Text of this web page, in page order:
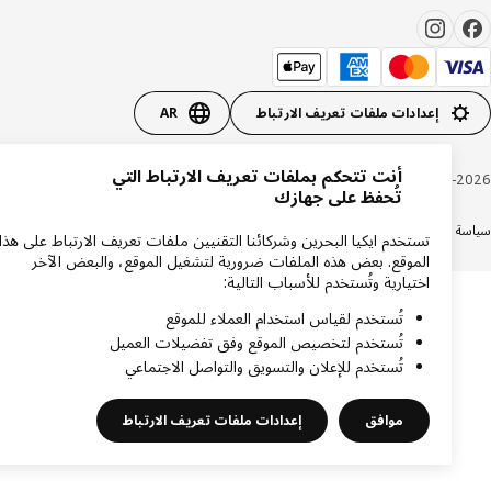
إعدادات ملفات تعريف الارتباط AR
Inter IKEA Systems B.V. 1999-
الخصوصية الشروط والأحكام
أنت تتحكم بملفات تعريف الارتباط التي
تُحفظ على جهازك
تستخدم ايكيا البحرين وشركائنا التقنيين ملفات تعريف الارتباط على هذا
الموقع. بعض هذه الملفات ضرورية لتشغيل الموقع، والبعض الآخر
اختيارية وتُستخدم للأسباب التالية:
تُستخدم لقياس استخدام العملاء للموقع
تُستخدم لتخصيص الموقع وفق تفضيلات العميل
تُستخدم للإعلان والتسويق والتواصل الاجتماعي
موافق إعدادات ملفات تعريف الارتباط